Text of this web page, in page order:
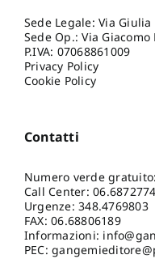
Sede Legale: Via Giulia
Sede Op.: Via
P.IVA: 07068861009
Privacy Policy
Cookie Policy
Contatti
Numero verde gratuito:
Call Center:06.6872774
Urgenze:348.4769803
FAX: 06.68806189
Informazioni:
PEC: